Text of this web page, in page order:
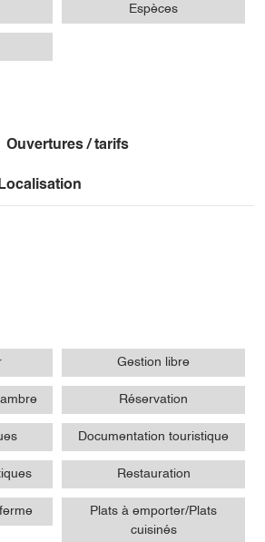
Espèces
Ouvertures / tarifs
Localisation
Gestion libre
Réservation
Documentation touristique
Restauration
Plats à emporter/Plats
cuisinés